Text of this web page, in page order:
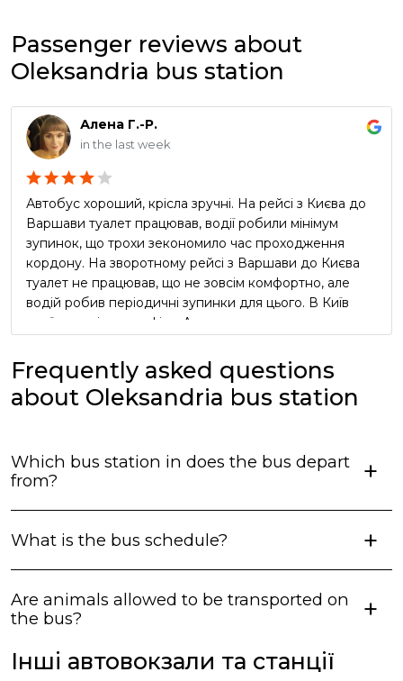
Passenger reviews about
Oleksandria bus station
Алена Г.-Р.
in the last week
Автобус хороший, крісла зручні. На рейсі з Києва до
Варшави туалет працював, водії робили мінімум
зупинок, що трохи зекономило час проходження
кордону. На зворотному рейсі з Варшави до Києва
туалет не працював, що не зовсім комфортно, але
водій робив періодичні зупинки для цього. В Київ
приїхали згідно графіку. Але реклама про
неправдивою, водії про таке навіть не чули))) Вцілому
сервіс оцінюю як добрий, але не відмінний.
Frequently asked questions
about Oleksandria bus station
Which bus station in does the bus depart
from?
What is the bus schedule?
Are animals allowed to be transported on
the bus?
Інші автовокзали та станції